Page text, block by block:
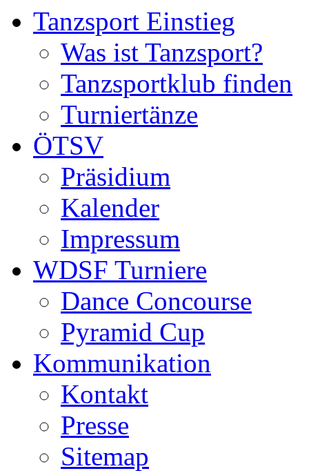
Tanzsport Einstieg
Was ist Tanzsport?
Tanzsportklub finden
Turniertänze
ÖTSV
Präsidium
Kalender
Impressum
WDSF Turniere
Dance Concourse
Pyramid Cup
Kommunikation
Kontakt
Presse
Sitemap